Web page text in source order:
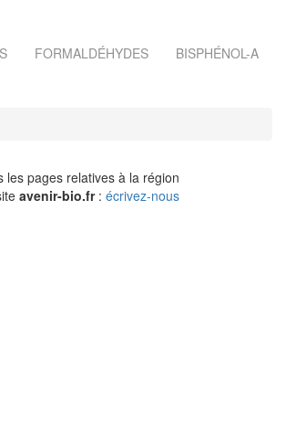
FORMALDÉHYDES BISPHÉNOL-A
les pages relatives à la région
avenir-bio.fr: écrivez-nous